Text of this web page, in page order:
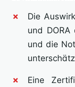
Die
und
und die
Eine